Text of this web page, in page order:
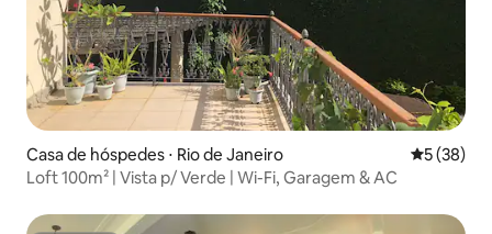
Casa de hóspedes ⋅ Rio de Janeiro 5 de uma
5 (38)
Loft 100m² | Vista p/ Verde | Wi-Fi, Garagem & AC